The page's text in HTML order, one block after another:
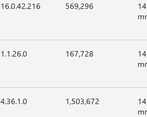
16.0.42.216 569,296
1.1.26.0 167,728
4.36.1.0 1,503,672